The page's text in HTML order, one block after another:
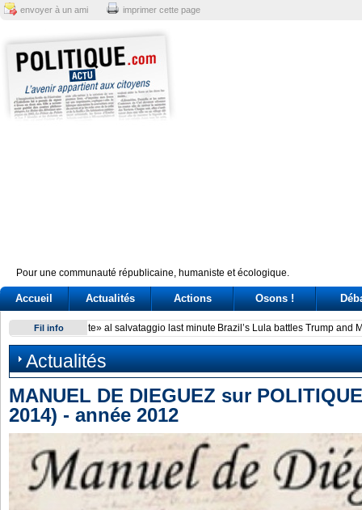
envoyer à un ami imprimer cette page
Pour une communauté républicaine, humaniste et écologique.
Accueil Actualités Actions Osons !
Fil info Brazil’s Lula battles Trump and Milei over perceived
Actualités
MANUEL DE DIEGUEZ sur
2014) - année 2012